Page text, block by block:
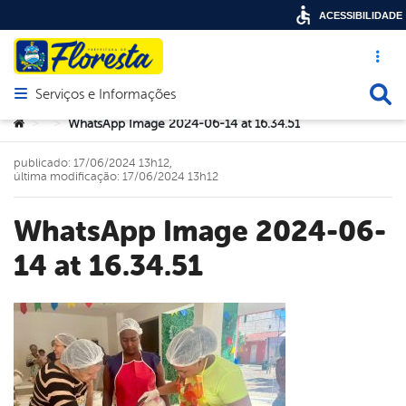
Acesso
Abrir menu principal de navegação
Serviços e Informações
Você está aqui:
> > WhatsApp Image 2024-06-14 at 16.34.51
WhatsApp Image 2024-06-
14 at 16.34.51
publicado: 17/06/2024 13h12,
última modificação: 17/06/2024 13h12
ACESSIBILIDADE